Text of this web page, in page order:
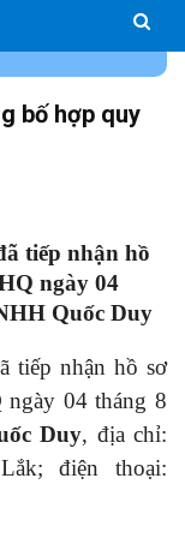
CÔNG BỐ HỢP
bố hợp quy
tiếp nhận hồ
ngày 04
Quốc Duy
tiếp nhận hồ sơ
04 tháng 8
Duy, địa chỉ:
điện thoại: